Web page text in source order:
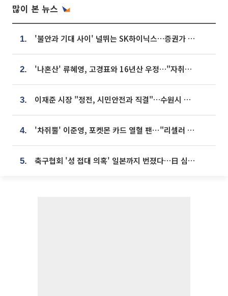
많이 본 뉴스
1. '불안과 기대 사이' 널뛰는 SK하이닉스…증권가 "HBM4·LTA 기반 펀터멘털 견고"
2. '나혼산' 류혜영, 고경표와 16년산 우정…"자취방서 부모님과 마주쳐"
3. 이재준 시장 "정전, 시민안전과 직결"…수원시 비상대응체계 가동
4. '차쥐뿔' 이준영, 포켓몬 카드 열혈 팬⋯"리셀러 처단할 것"
5. 축구협회 '성 접대 의혹' 일본까지 번졌다…日 심판 실명 공개